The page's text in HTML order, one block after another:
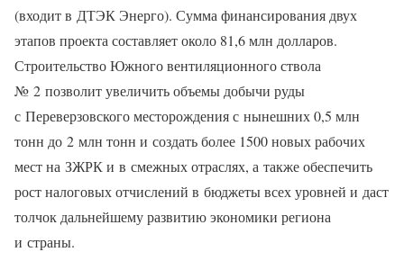
(входит в ДТЭК Энерго). Сумма финансирования двух
этапов проекта составляет около 81,6 млн долларов.
Строительство Южного вентиляционного ствола
№ 2 позволит увеличить объемы добычи руды
с Переверзовского месторождения с нынешних 0,5 млн
тонн до 2 млн тонн и создать более 1500 новых рабочих
мест на ЗЖРК и в смежных отраслях, а также обеспечить
рост налоговых отчислений в бюджеты всех уровней и даст
толчок дальнейшему развитию экономики региона
и страны.